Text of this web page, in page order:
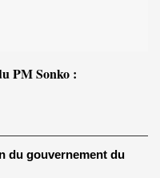
PM Sonko :
du gouvernement du